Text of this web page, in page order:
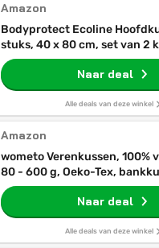
Amazon
Bodyprotect Ecoline
stuks, 40 x 80 cm, set van 2
dubbelpak beddengoedset
microvezel, wasbaar, wit
Naar deal
Alle deals van deze winkel
Amazon
wometo Verenkussen, 100%
80 - 600 g, Oeko-Tex,
vulkussen, overtrek, katoen,
wit/binnenkussen/Naar deal
Alle deals van deze winkel